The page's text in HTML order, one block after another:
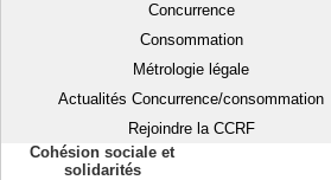
Concurrence
Consommation
Métrologie légale
Actualités Concurrence/consommation
Rejoindre la CCRF
Cohésion sociale et
solidarités